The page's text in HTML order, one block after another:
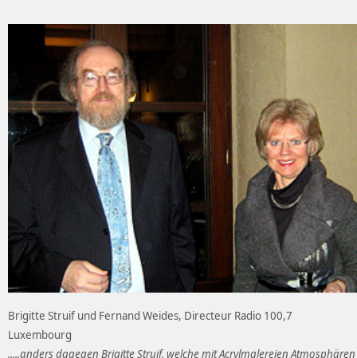
Brigitte Struif und Fernand Weides, Directeur Radio 100,7
Luxembourg
.....anders dagegen Brigitte Struif, welche mit Acrylmalereien Atmosphären